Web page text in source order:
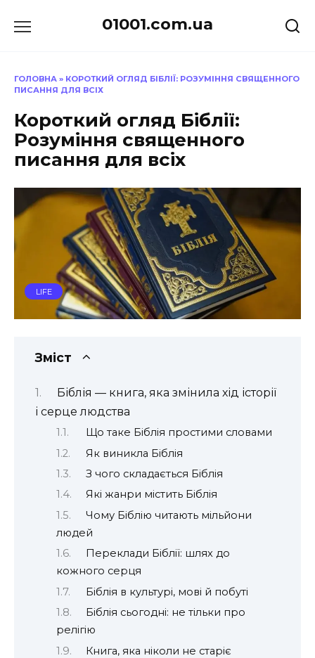
до
01001.com.ua
ГОЛОВНА » КОРОТКИЙ ОГЛЯД БІБЛІЇ: РОЗУМІННЯ СВЯЩЕННОГО
ПИСАННЯ ДЛЯ ВСІХ
Короткий огляд Біблії:
Розуміння священного
писання для всіх
LIFE
Зміст
Біблія — книга, яка змінила хід історії
і серце людства
Що таке Біблія простими словами
Як виникла Біблія
З чого складається Біблія
Які жанри містить Біблія
Чому Біблію читають мільйони
людей
Переклади Біблії: шлях до
кожного серця
Біблія в культурі, мові й побуті
Біблія сьогодні: не тільки про
релігію
Книга, яка ніколи не старіє